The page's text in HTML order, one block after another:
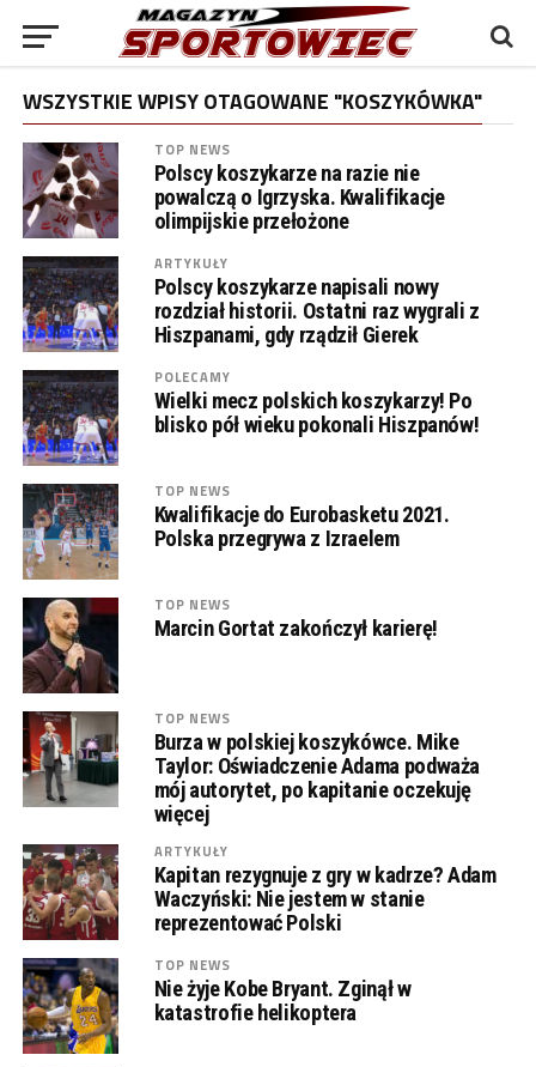
WSZYSTKIE WPISY OTAGOWANE "KOSZYKÓWKA"
TOP NEWS
Polscy koszykarze na razie nie
powalczą o Igrzyska. Kwalifikacje
olimpijskie przełożone
ARTYKUŁY
Polscy koszykarze napisali nowy
rozdział historii. Ostatni raz wygrali z
Hiszpanami, gdy rządził Gierek
POLECAMY
Wielki mecz polskich koszykarzy! Po
blisko pół wieku pokonali Hiszpanów!
TOP NEWS
Kwalifikacje do Eurobasketu 2021.
Polska przegrywa z Izraelem
TOP NEWS
Marcin Gortat zakończył karierę!
TOP NEWS
Burza w polskiej koszykówce. Mike
Taylor: Oświadczenie Adama podważa
mój autorytet, po kapitanie oczekuję
więcej
ARTYKUŁY
Kapitan rezygnuje z gry w kadrze? Adam
Waczyński: Nie jestem w stanie
reprezentować Polski
TOP NEWS
Nie żyje Kobe Bryant. Zginął w
katastrofie helikoptera